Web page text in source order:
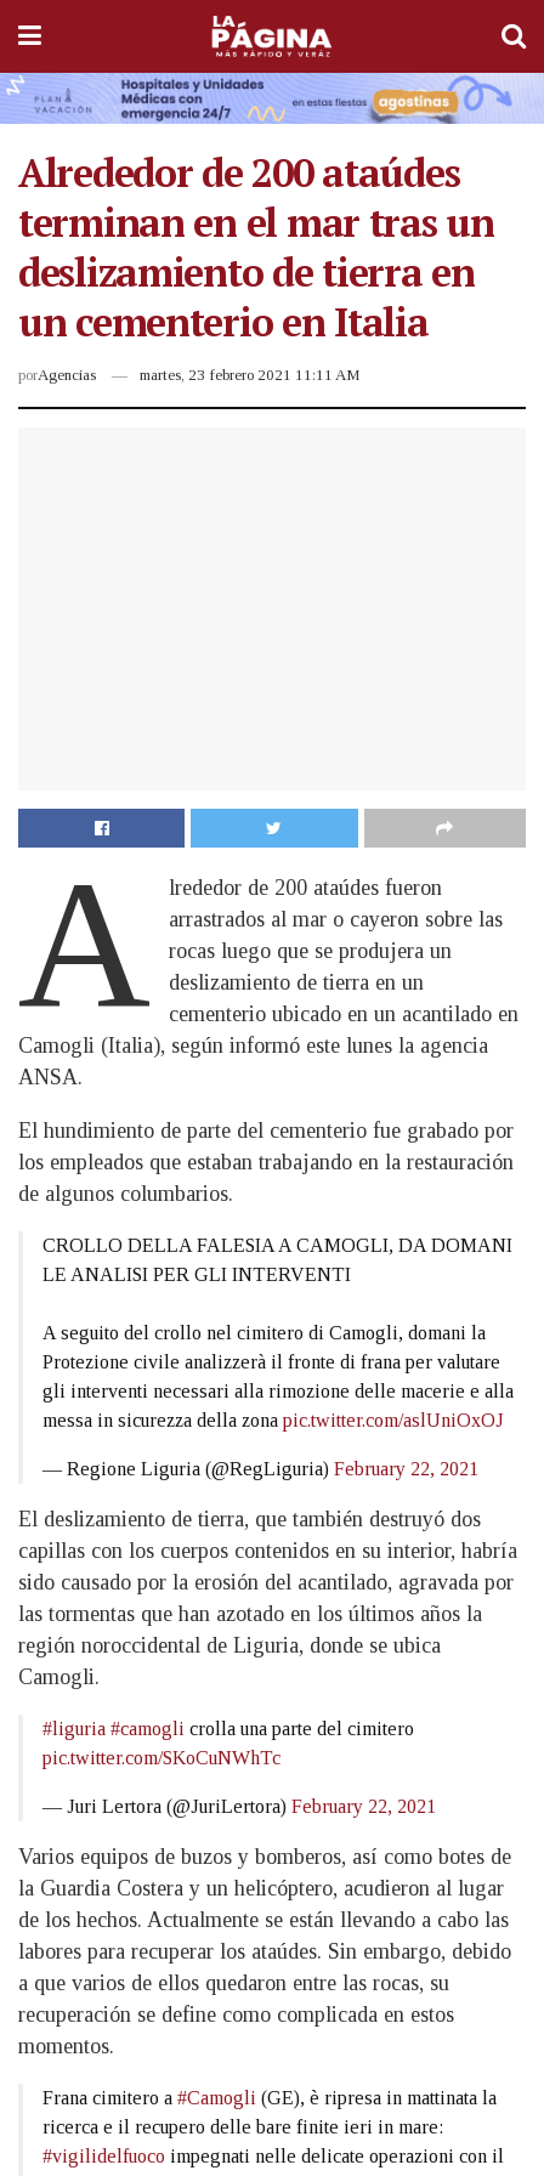
Alrededor de 200 ataúdes
terminan en el mar tras un
deslizamiento de tierra en
un cementerio en Italia
porAgencias martes, 23 febrero 2021 11:11 AM
A
lrededor de 200 ataúdes fueron
arrastrados al mar o cayeron sobre las
rocas luego que se produjera un
deslizamiento de tierra en un
cementerio ubicado en un acantilado en
Camogli (Italia), según informó este lunes la agencia
ANSA.
El hundimiento de parte del cementerio fue grabado por
los empleados que estaban trabajando en la restauración
de algunos columbarios.
CROLLO DELLA FALESIA A CAMOGLI, DA DOMANI
LE ANALISI PER GLI INTERVENTI
A seguito del crollo nel cimitero di Camogli, domani la
Protezione civile analizzerà il fronte di frana per valutare
gli interventi necessari alla rimozione delle macerie e alla
messa in sicurezza della zona pic.twitter.com/aslUniOxOJ
— Regione Liguria (@RegLiguria) February 22, 2021
El deslizamiento de tierra, que también destruyó dos
capillas con los cuerpos contenidos en su interior, habría
sido causado por la erosión del acantilado, agravada por
las tormentas que han azotado en los últimos años la
región noroccidental de Liguria, donde se ubica
Camogli.
#liguria #camogli crolla una parte del cimitero
pic.twitter.com/SKoCuNWhTc
— Juri Lertora (@JuriLertora) February 22, 2021
Varios equipos de buzos y bomberos, así como botes de
la Guardia Costera y un helicóptero, acudieron al lugar
de los hechos. Actualmente se están llevando a cabo las
labores para recuperar los ataúdes. Sin embargo, debido
a que varios de ellos quedaron entre las rocas, su
recuperación se define como complicada en estos
momentos.
Frana cimitero a #Camogli (GE), è ripresa in mattinata la
ricerca e il recupero delle bare finite ieri in mare:
#vigilidelfuoco impegnati nelle delicate operazioni con il